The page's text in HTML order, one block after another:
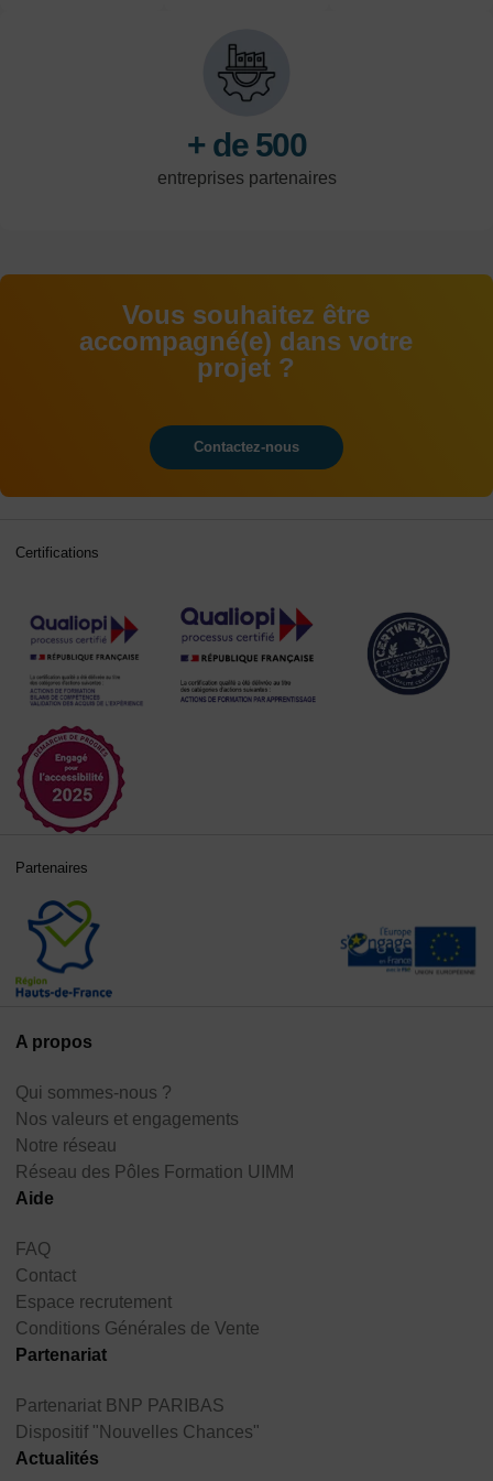
logistique.
+ de 500
entreprises partenaires
Vous souhaitez être
accompagné(e) dans votre
projet ?
Contactez-nous
A propos
Qui sommes-nous ?
Nos valeurs et engagements
Notre réseau
Réseau des Pôles Formation UIMM
Aide
FAQ
Contact
Espace recrutement
Conditions Générales de Vente
Partenariat
Partenariat BNP PARIBAS
Dispositif "Nouvelles Chances"
Actualités
Certifications
Partenaires